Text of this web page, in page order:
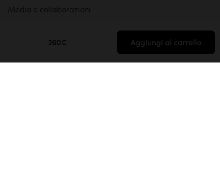
260€ Aggiungi al carrello
Media e collaborazioni
Spazio professionale